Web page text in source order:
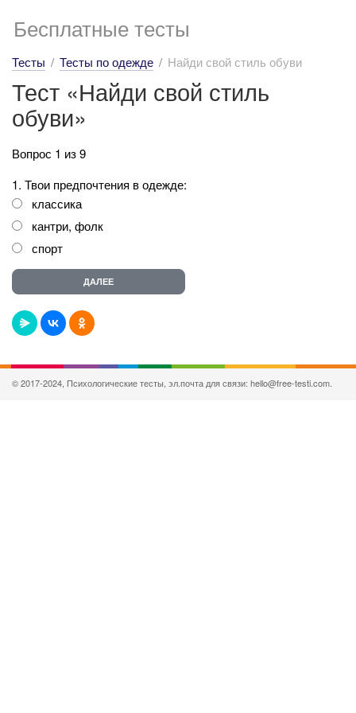
Бесплатные тесты
Тесты Тесты по одежде Найди свой стиль обуви
Тест «Найди свой стиль
обуви»
Вопрос 1 из 9
1. Твои предпочтения в одежде:
классика
кантри, фолк
спорт
© 2017-2024, Психологические тесты, эл.почта для связи: hello@free-testi.com.